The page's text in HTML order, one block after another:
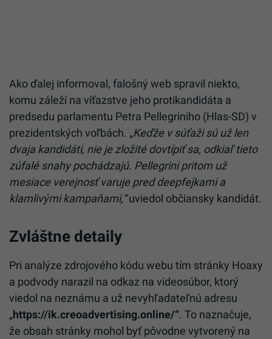
Ako ďalej informoval, falošný web spravil niekto,
komu záleží na víťazstve jeho protikandidáta a
predsedu parlamentu Petra Pellegriniho (Hlas-SD) v
prezidentských voľbách. „Keďže v súťaži sú už len
dvaja kandidáti, nie je zložité dovtípiť sa, odkiaľ tieto
zúfalé snahy pochádzajú. Pellegrini pritom už
mesiace verejnosť varuje pred deepfejkami a
klamlivými kampaňami,“uviedol občiansky kandidát.
Zvláštne detaily
Pri analýze zdrojového kódu webu tím stránky Hoaxy
a podvody narazil na odkaz na videosúbor, ktorý
viedol na neznámu a už nevyhľadateľnú adresu
„https://ik.creoadvertising.online/“. To naznačuje,
že obsah stránky mohol byť pôvodne vytvorený na